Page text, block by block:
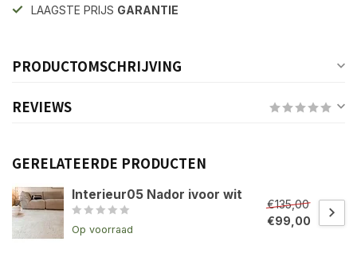
LAAGSTE PRIJS GARANTIE
PRODUCTOMSCHRIJVING
REVIEWS
GERELATEERDE PRODUCTEN
Interieur05 Nador ivoor wit
Op voorraad
€135,00
€99,00